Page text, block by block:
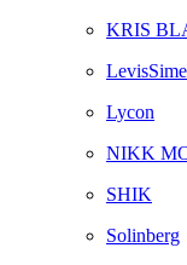
KRIS
LevisSime
Lycon
NIKK
SHIK
Solinberg